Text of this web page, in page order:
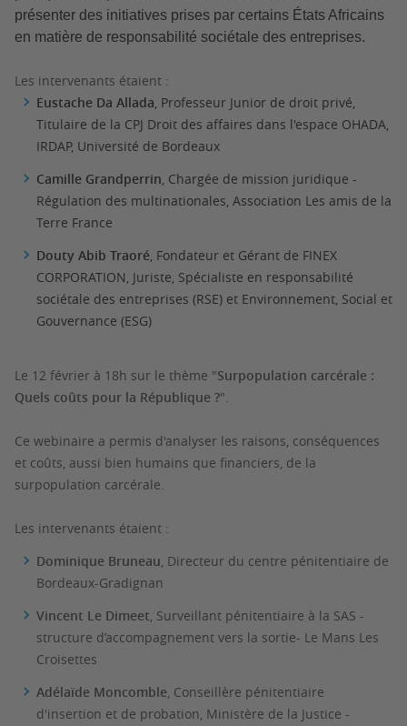
présenter des initiatives prises par certains États Africains
en matière de responsabilité sociétale des entreprises.
Les intervenants étaient :
Eustache Da Allada, Professeur Junior de droit privé,
Titulaire de la CPJ Droit des affaires dans l'espace OHADA,
IRDAP, Université de Bordeaux
Camille Grandperrin, Chargée de mission juridique -
Régulation des multinationales, Association Les amis de la
Terre France
Douty Abib Traoré, Fondateur et Gérant de FINEX
CORPORATION, Juriste, Spécialiste en responsabilité
sociétale des entreprises (RSE) et Environnement, Social et
Gouvernance (ESG)
Le 12 février à 18h sur le thème "Surpopulation carcérale :
Quels coûts pour la République ?".
Ce webinaire a permis d'analyser les raisons, conséquences
et coûts, aussi bien humains que financiers, de la
surpopulation carcérale.
Les intervenants étaient :
Dominique Bruneau, Directeur du centre pénitentiaire de
Bordeaux-Gradignan
Vincent Le Dimeet, Surveillant pénitentiaire à la SAS -
structure d’accompagnement vers la sortie- Le Mans Les
Croisettes
Adélaïde Moncomble, Conseillère pénitentiaire
d'insertion et de probation, Ministère de la Justice -